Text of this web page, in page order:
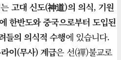
고대 신도(神道)의 의식, 기원
한반도와 중국으로부터 도입된
들의 의식적 수행에 있습니다.
이(무사) 계급은 선(禪)불교로